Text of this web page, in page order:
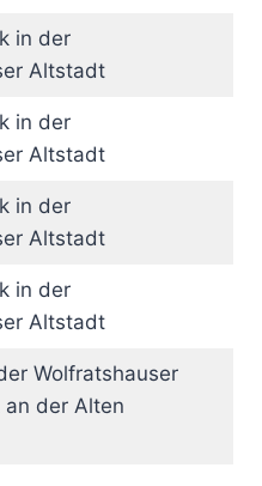
in der
Altstadt
in der
Altstadt
in der
Altstadt
in der
Altstadt
Wolfratshauser
an der Alten